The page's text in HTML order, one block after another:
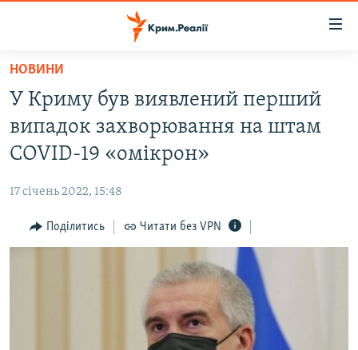
Перейти
основного
матеріалу
Перейти
до
основної
Перейти
до
ВОДА.КРИМ
ВІДЕО ТА ФОТО
БЛОГИ
ПОГЛЯД
ЯК ОБІЙТИ БЛОКУВАННЯ
НОВИНИ
У Криму був виявлений перший
випадок захворювання на штам
COVID-19 «омікрон»
17 січень 2022, 15:48
Поділитись Читати без VPN